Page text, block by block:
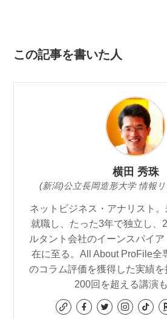
この記事を書いた人
横田 秀珠
(新潟)公立長岡造形大学 情報
ネットビジネス・アナリスト
就職し、たった3年で独立し、
ルタント会社のイーンスパイ
在に至る。All About ProFile全
のコラム評価を獲得した実績
200回を超える講演も